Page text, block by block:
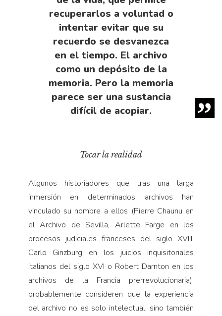
recuperarlos a voluntad o
intentar evitar que su
recuerdo se desvanezca
en el tiempo. El archivo
como un depósito de la
memoria. Pero la memoria
parece ser una sustancia
difícil de acopiar.
Tocar la realidad
Algunos historiadores que tras una larga
inmersión en determinados archivos han
vinculado su nombre a ellos (Pierre Chaunu en
el Archivo de Sevilla, Arlette Farge en los
procesos judiciales franceses del siglo XVIII,
Carlo Ginzburg en los juicios inquisitoriales
italianos del siglo XVI o Robert Darnton en los
archivos de la Francia prerrevolucionaria),
probablemente consideren que la experiencia
del archivo no es solo intelectual, sino también